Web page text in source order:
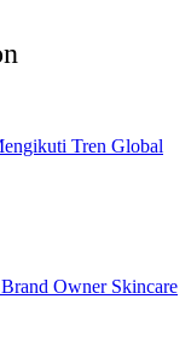
Tren Global
Owner Skincare